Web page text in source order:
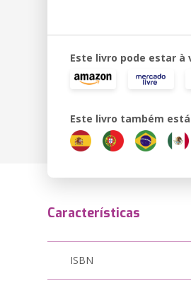
Este livro pode estar à
Este livro também
Características
ISBN